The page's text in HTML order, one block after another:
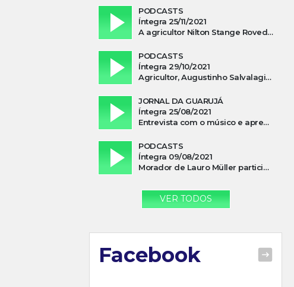
PODCASTS
Íntegra 25/11/2021
A agricultor Nilton Stange Roveda, afirma ter recebido ajuda espiritual durante acidente
PODCASTS
Íntegra 29/10/2021
Agricultor, Augustinho Salvalagio, relata sobre aparição do Cavaleiro Negro no Rio das Furnas
JORNAL DA GUARUJÁ
Íntegra 25/08/2021
Entrevista com o músico e apresentador, Lismael Ferrareis, no Cidade e Campo
PODCASTS
Íntegra 09/08/2021
Morador de Lauro Müller participa de motociata em apoio a Bolsonaro
VER TODOS
Facebook